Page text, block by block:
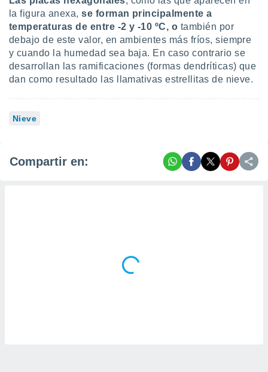
la figura anexa,se forman principalmente a
temperaturas de entre -2 y -10 ºC, o también por
debajo de este valor, en ambientes más fríos, siempre
y cuando la humedad sea baja. En caso contrario se
desarrollan las ramificaciones (formas dendríticas) que
dan como resultado las llamativas estrellitas de nieve.
Nieve
Compartir en: